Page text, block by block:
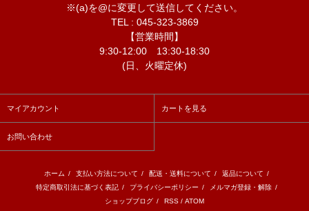
※(a)を@に変更して送信してください。
TEL : 045-323-3869
【営業時間】
9:30-12:00 13:30-18:30
(日、火曜定休)
マイアカウント カートを見る
お問い合わせ
ホーム / 支払い方法について / 配送・送料について / 返品について /
特定商取引法に基づく表記 / プライバシーポリシー / メルマガ登録・解除 /
ショップブログ / RSS / ATOM